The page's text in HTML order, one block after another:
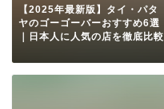
【2025年最新版】タイ・パタ
ヤのゴーゴーバーおすすめ6選
｜日本人に人気の店を徹底比較